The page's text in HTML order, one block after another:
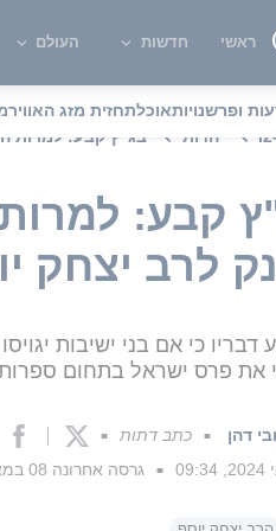
ראשי חדשות העולם
ופרשנויותאוכלתחזית מזג האוויר
יהדות בג"ץ קבע: למרות
קבע:
לרב יצחק
דבריו כי אם בני ישיבות
את פרס ישראל בתחום
דהן ■ כתב דתות ■
■ גרסה אחרונה 08 במאי 2024, 10:21